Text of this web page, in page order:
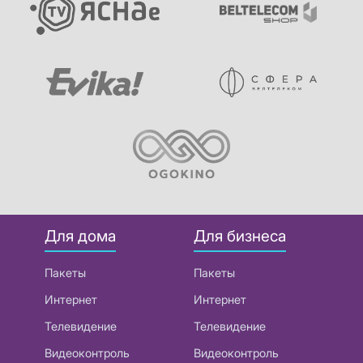
Для дома
Пакеты
Интернет
Телевидение
Видеоконтроль
Для бизнеса
Пакеты
Интернет
Телевидение
Видеоконтроль